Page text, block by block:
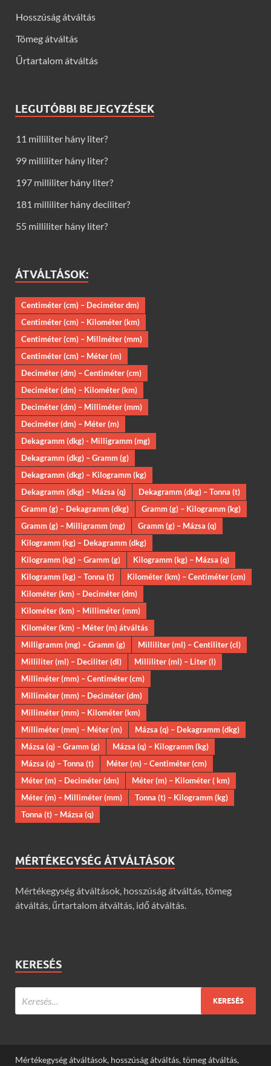
Hosszúság átváltás
Tömeg átváltás
Űrtartalom átváltás
LEGUTÓBBI BEJEGYZÉSEK
11 milliliter hány liter?
99 milliliter hány liter?
197 milliliter hány liter?
181 milliliter hány deciliter?
55 milliliter hány liter?
ÁTVÁLTÁSOK:
Centiméter (cm) – Deciméter dm)
Centiméter (cm) – Kilométer (km)
Centiméter (cm) – Millméter (mm)
Centiméter (cm) – Méter (m)
Deciméter (dm) – Centiméter (cm)
Deciméter (dm) – Kilométer (km)
Deciméter (dm) – Milliméter (mm)
Deciméter (dm) – Méter (m)
Dekagramm (dkg) - Milligramm (mg)
Dekagramm (dkg) – Gramm (g)
Dekagramm (dkg) – Kilogramm (kg)
Dekagramm (dkg) – Mázsa (q)
Dekagramm (dkg) – Tonna (t)
Gramm (g) – Dekagramm (dkg)
Gramm (g) – Kilogramm (kg)
Gramm (g) – Milligramm (mg)
Gramm (g) – Mázsa (q)
Kilogramm (kg) – Dekagramm (dkg)
Kilogramm (kg) – Gramm (g)
Kilogramm (kg) – Mázsa (q)
Kilogramm (kg) – Tonna (t)
Kilométer (km) – Centiméter (cm)
Kilométer (km) – Deciméter (dm)
Kilométer (km) – Milliméter (mm)
Kilométer (km) – Méter (m) átváltás
Milligramm (mg) – Gramm (g)
Milliliter (ml) – Centiliter (cl)
Milliliter (ml) – Deciliter (dl)
Milliliter (ml) – Liter (l)
Milliméter (mm) – Centiméter (cm)
Milliméter (mm) – Deciméter (dm)
Milliméter (mm) – Kilométer (km)
Milliméter (mm) – Méter (m)
Mázsa (q) – Dekagramm (dkg)
Mázsa (q) – Gramm (g)
Mázsa (q) – Kilogramm (kg)
Mázsa (q) – Tonna (t)
Méter (m) – Centiméter (cm)
Méter (m) – Deciméter (dm)
Méter (m) – Kilométer ( km)
Méter (m) – Milliméter (mm)
Tonna (t) – Kilogramm (kg)
Tonna (t) – Mázsa (q)
MÉRTÉKEGYSÉG ÁTVÁLTÁSOK
Mértékegység átváltások, hosszúság átváltás, tömeg
átváltás, űrtartalom átváltás, idő átváltás.
KERESÉS
Mértékegység átváltások, hosszúság átváltás, tömeg átváltás,